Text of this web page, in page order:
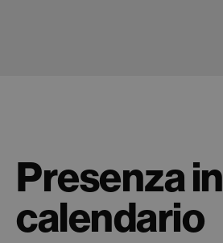
Presenza in
calendario